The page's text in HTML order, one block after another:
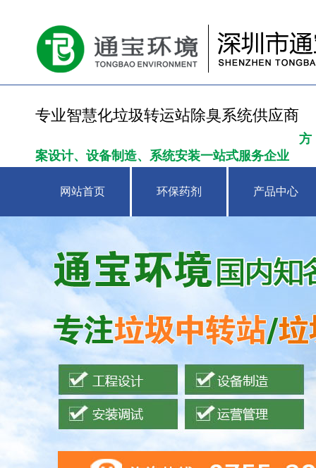
专业智慧化垃圾转运站除臭系统供应商
方
案设计、设备制造、系统安装一站式服务企业
网站首页 环保药剂 产品中心